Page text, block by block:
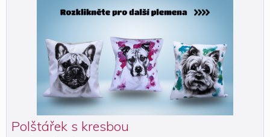
Polštářek s kresbou